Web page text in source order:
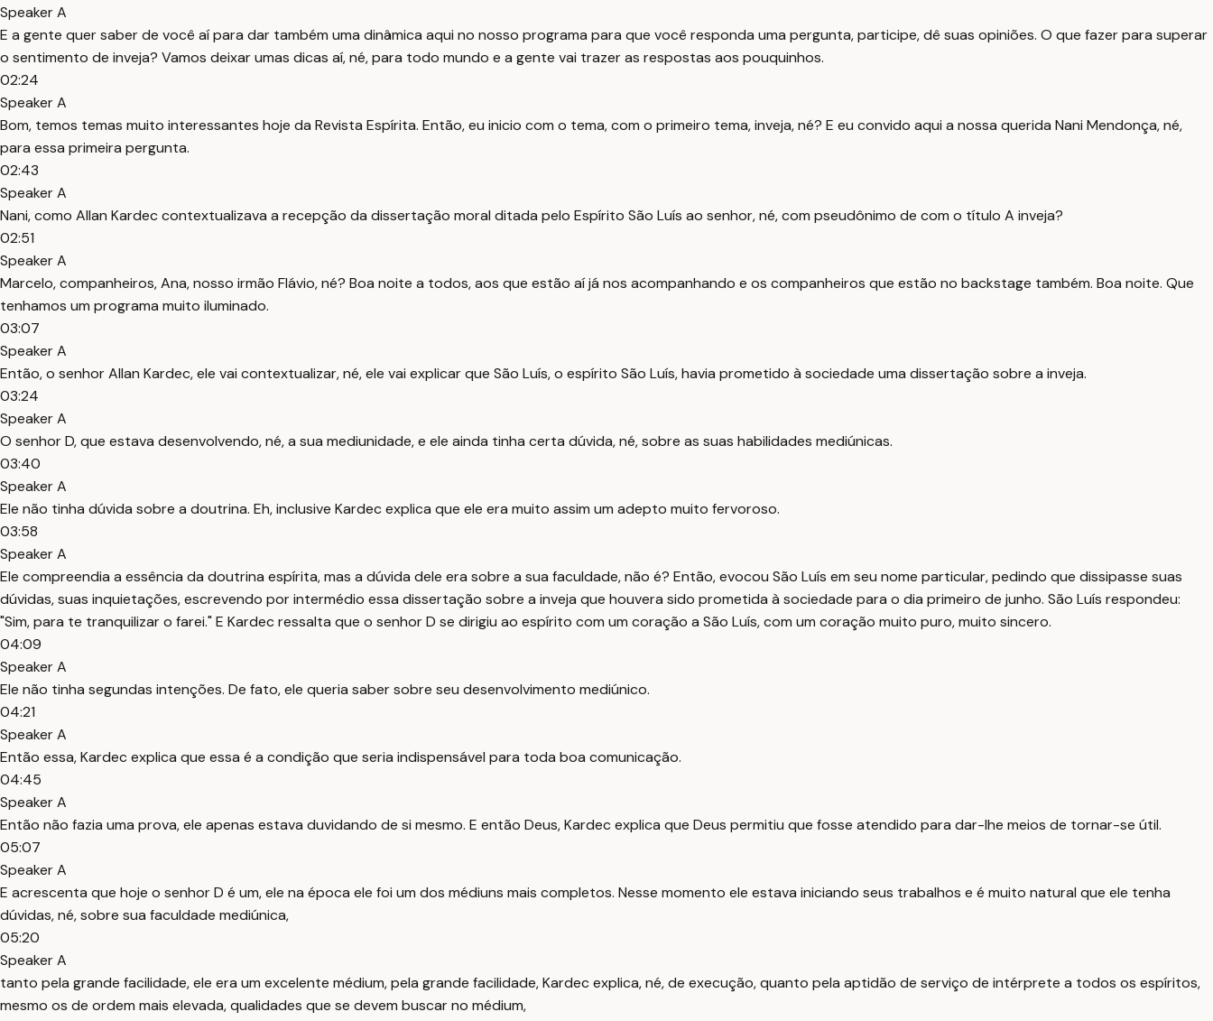
Speaker A
E a gente quer saber de você aí para dar também uma dinâmica aqui no nosso programa para que você responda uma pergunta, participe, dê suas opiniões. O que fazer para superar
o sentimento de inveja? Vamos deixar umas dicas aí, né, para todo mundo e a gente vai trazer as respostas aos pouquinhos.
02:24
Speaker A
Bom, temos temas muito interessantes hoje da Revista Espírita. Então, eu inicio com o tema, com o primeiro tema, inveja, né? E eu convido aqui a nossa querida Nani Mendonça, né,
para essa primeira pergunta.
02:43
Speaker A
Nani, como Allan Kardec contextualizava a recepção da dissertação moral ditada pelo Espírito São Luís ao senhor, né, com pseudônimo de com o título A inveja?
02:51
Speaker A
Marcelo, companheiros, Ana, nosso irmão Flávio, né? Boa noite a todos, aos que estão aí já nos acompanhando e os companheiros que estão no backstage também. Boa noite. Que
tenhamos um programa muito iluminado.
03:07
Speaker A
Então, o senhor Allan Kardec, ele vai contextualizar, né, ele vai explicar que São Luís, o espírito São Luís, havia prometido à sociedade uma dissertação sobre a inveja.
03:24
Speaker A
O senhor D, que estava desenvolvendo, né, a sua mediunidade, e ele ainda tinha certa dúvida, né, sobre as suas habilidades mediúnicas.
03:40
Speaker A
Ele não tinha dúvida sobre a doutrina. Eh, inclusive Kardec explica que ele era muito assim um adepto muito fervoroso.
03:58
Speaker A
Ele compreendia a essência da doutrina espírita, mas a dúvida dele era sobre a sua faculdade, não é? Então, evocou São Luís em seu nome particular, pedindo que dissipasse suas
dúvidas, suas inquietações, escrevendo por intermédio essa dissertação sobre a inveja que houvera sido prometida à sociedade para o dia primeiro de junho. São Luís respondeu:
"Sim, para te tranquilizar o farei." E Kardec ressalta que o senhor D se dirigiu ao espírito com um coração a São Luís, com um coração muito puro, muito sincero.
04:09
Speaker A
Ele não tinha segundas intenções. De fato, ele queria saber sobre seu desenvolvimento mediúnico.
04:21
Speaker A
Então essa, Kardec explica que essa é a condição que seria indispensável para toda boa comunicação.
04:45
Speaker A
Então não fazia uma prova, ele apenas estava duvidando de si mesmo. E então Deus, Kardec explica que Deus permitiu que fosse atendido para dar-lhe meios de tornar-se útil.
05:07
Speaker A
E acrescenta que hoje o senhor D é um, ele na época ele foi um dos médiuns mais completos. Nesse momento ele estava iniciando seus trabalhos e é muito natural que ele tenha
dúvidas, né, sobre sua faculdade mediúnica,
05:20
Speaker A
tanto pela grande facilidade, ele era um excelente médium, pela grande facilidade, Kardec explica, né, de execução, quanto pela aptidão de serviço de intérprete a todos os espíritos,
mesmo os de ordem mais elevada, qualidades que se devem buscar no médium,